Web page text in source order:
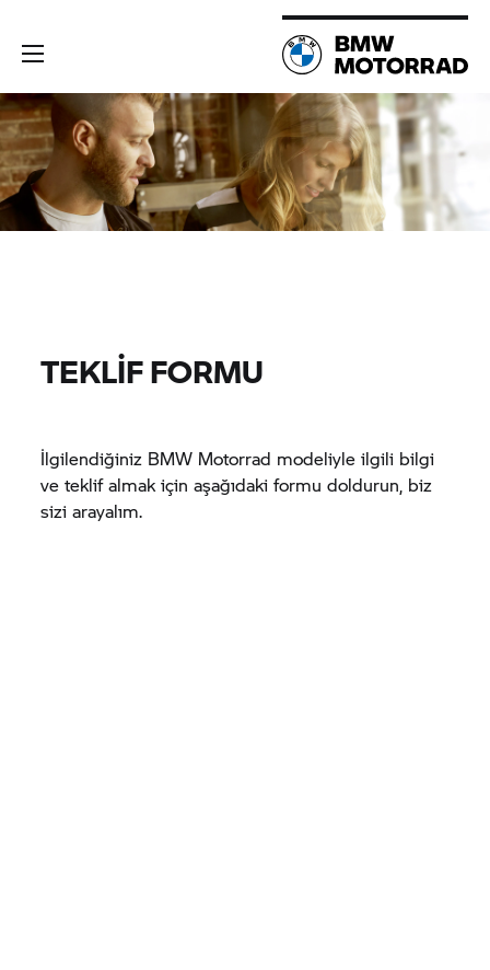
TEKLİF FORMU
İlgilendiğiniz BMW Motorrad modeliyle ilgili bilgi
ve teklif almak için aşağıdaki formu doldurun, biz
sizi arayalım.